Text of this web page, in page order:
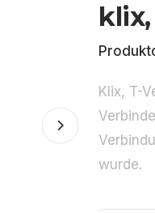
Klix, T-
wurde.